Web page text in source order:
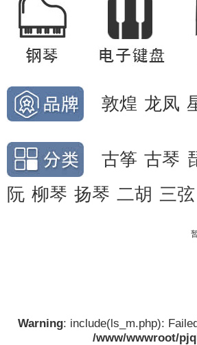
敦煌 龙凤
古筝 古琴
阮 柳琴 扬琴 二胡 三弦
Warning: include(ls_m.php):
/www/wwwroot/